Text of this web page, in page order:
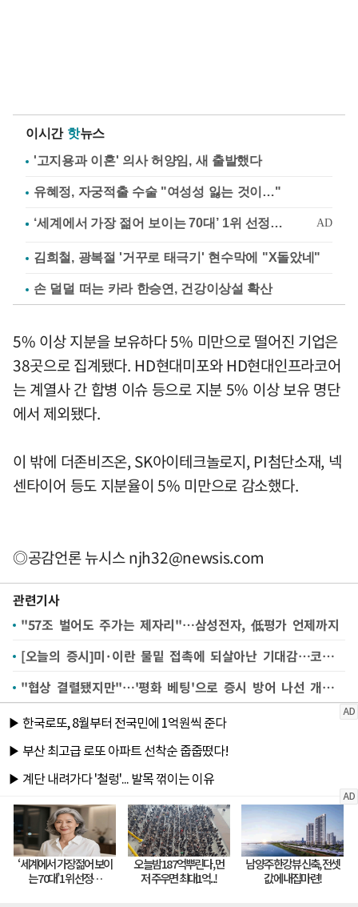
이시간 핫뉴스
'고지용과 이혼' 의사 허양임, 새 출발했다
유혜정, 자궁적출 수술 "여성성 잃는 것이…"
김희철, 광복절 '거꾸로 태극기' 현수막에 "X돌았네"
손 덜덜 떠는 카라 한승연, 건강이상설 확산
5% 이상 지분을 보유하다 5% 미만으로 떨어진 기업은
38곳으로 집계됐다. HD현대미포와 HD현대인프라코어
는 계열사 간 합병 이슈 등으로 지분 5% 이상 보유 명단
에서 제외됐다.
이 밖에 더존비즈온, SK아이테크놀로지, PI첨단소재, 넥
센타이어 등도 지분율이 5% 미만으로 감소했다.
◎공감언론 뉴시스njh32@newsis.com
관련기사
"57조 벌어도 주가는 제자리"…삼성전자, 低평가 언제까지
[오늘의 증시]미·이란 물밑 접촉에 되살아난 기대감…코스피, 강세 출발할까
"협상 결렬됐지만"…'평화 베팅'으로 증시 방어 나선 개미군단